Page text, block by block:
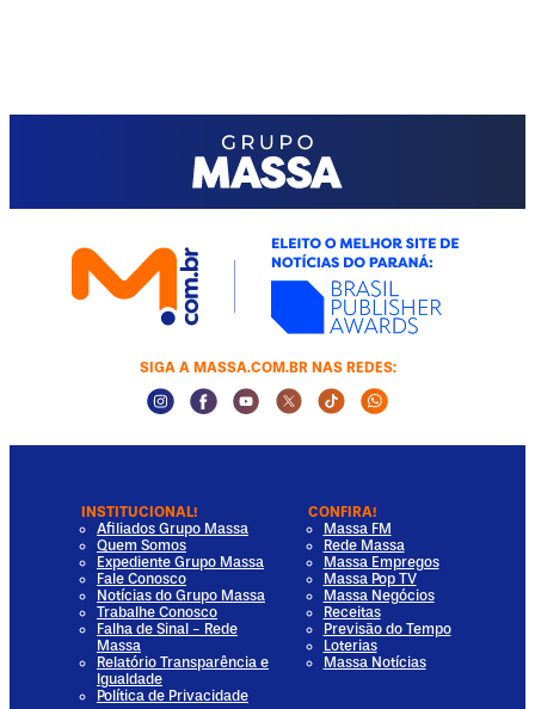
SIGA A MASSA.COM.BR NAS REDES:
Instagram Social Media
Facebook Social Media
Youtube Social Media
Twitter Social Media
Tiktok Social Media
Whatsapp
INSTITUCIONAL!
Afiliados Grupo Massa
Quem Somos
Expediente Grupo Massa
Fale Conosco
Notícias do Grupo Massa
Trabalhe Conosco
Falha de Sinal - Rede
Massa
Relatório Transparência e
Igualdade
Política de Privacidade
CONFIRA!
Massa FM
Rede Massa
Massa Empregos
Massa Pop TV
Massa Negócios
Receitas
Previsão do Tempo
Loterias
Massa Notícias